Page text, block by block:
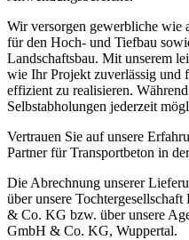
Wir versorgen gewerbliche wie
für den Hoch- und Tiefbau
Landschaftsbau. Mit unserem
wie Ihr Projekt zuverlässig und
effizient zu realisieren.
Selbstabholungen jederzeit
Vertrauen Sie auf unsere
Partner für Transportbeton in
Die Abrechnung unserer
über unsere
& Co. KG bzw. über unsere
GmbH & Co. KG, Wuppertal.